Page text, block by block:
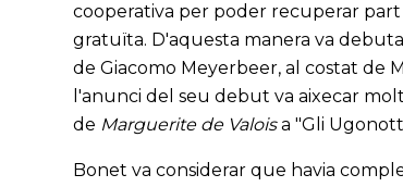
cooperativa per poder recuperar part
gratuïta. D'aquesta manera va
de Giacomo Meyerbeer, al costat de
l'anunci del seu debut va aixecar
de Marguerite de Valoisa "Gli
Bonet va considerar que havia